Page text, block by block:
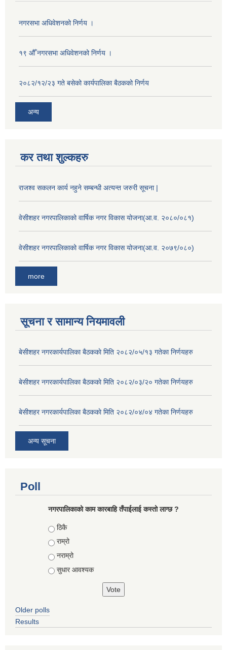
नगरसभा अधिवेशनको निर्णय ।
१९ औँ नगरसभा अधिवेशनको निर्णय ।
२०८२/१२/२३ गते बसेको कार्यपालिका बैठकको निर्णय
अन्य
कर तथा शुल्कहरु
राजश्व सकलन कार्य नहुने सम्बन्धी अत्यन्त जरुरी सूचना |
वेसीशहर नगरपालिकाको वार्षिक नगर विकास योजना(आ.व. २०८०/०८१)
वेसीशहर नगरपालिकाको वार्षिक नगर विकास योजना(आ.व. २०७९/०८०)
more
सूचना र सामान्य नियमावली
बे‍‍सीशहर नगरकार्यपालिका बैठककाे मिति २०८२/०५/१३ गतेका निर्णयहरु
बे‍‍सीशहर नगरकार्यपालिका बैठककाे मिति २०८२/०३/२० गतेका निर्णयहरु
बे‍‍सीशहर नगरकार्यपालिका बैठककाे मिति २०८२/०४/०४ गतेका निर्णयहरु
अन्य सूचना
Poll
नगरपालिकाको काम कारबाहि तँपाईलाई कस्तो लाग्छ ?
Choices
ठिकै
राम्रो
नराम्रो
सुधार आवश्यक
Older polls
Results